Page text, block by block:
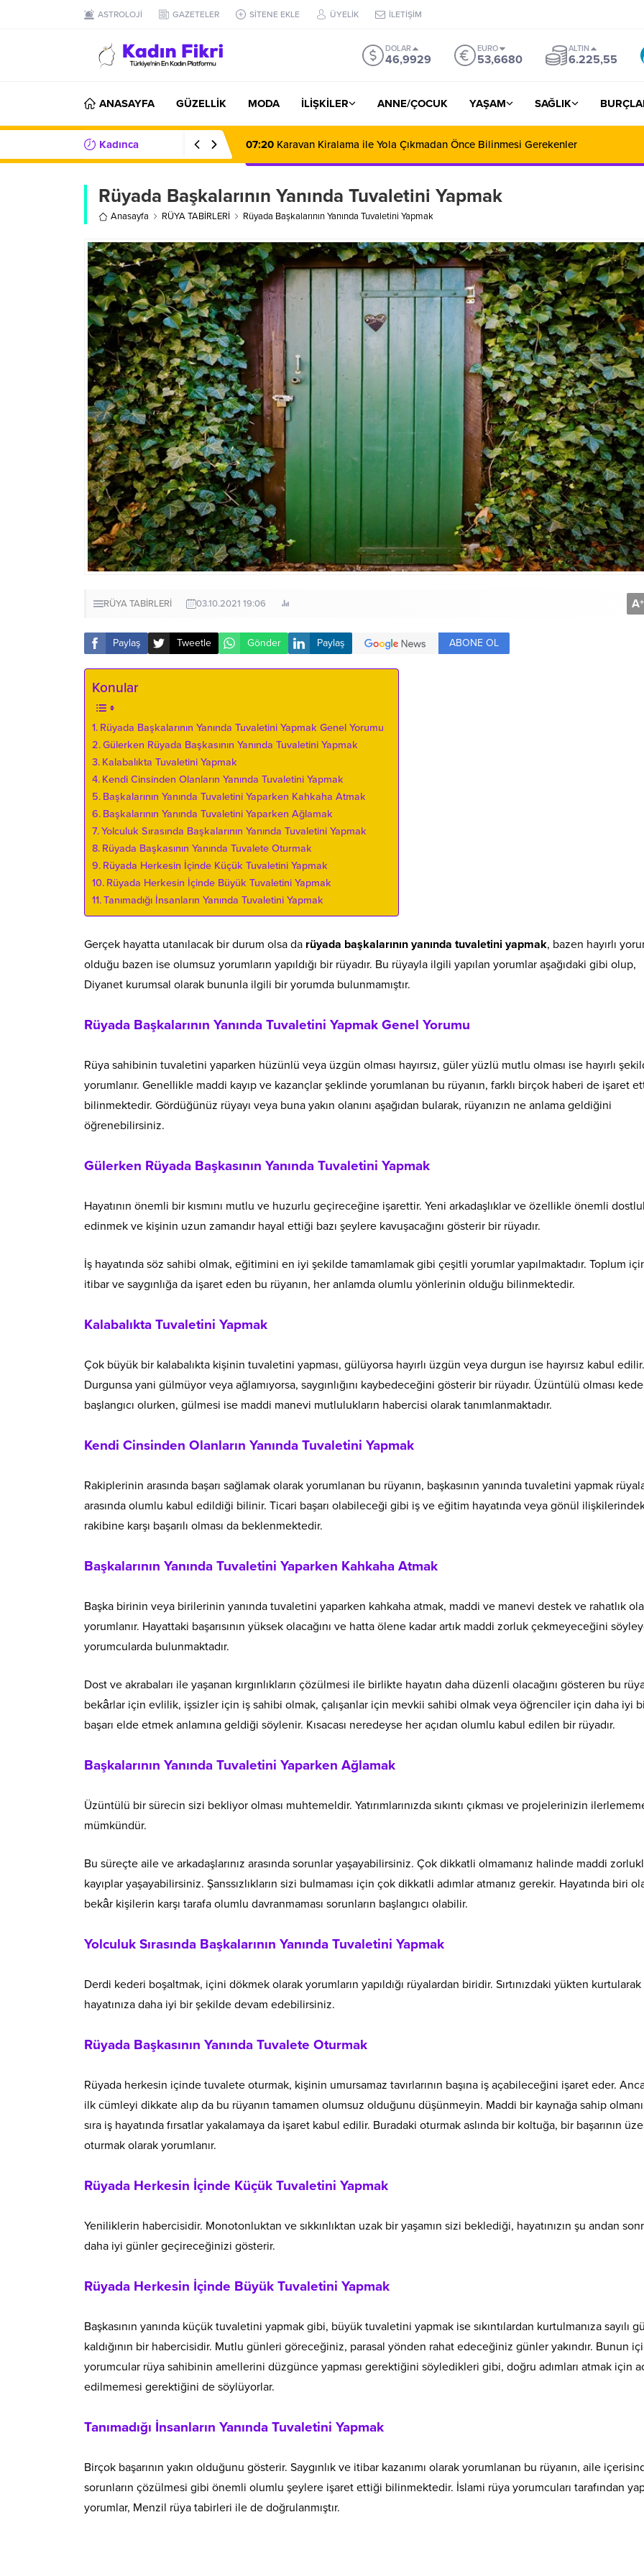
ASTROLOJİ GAZETELER SİTENE EKLE ÜYELİK İLETİŞİM
DOLAR
46,9929
EURO
53,6680
ALTIN
6.225,55
ANASAYFA GÜZELLİK MODA İLİŞKİLER ANNE/ÇOCUK YAŞAM SAĞLIK
Kadınca 07:20 Karavan Kiralama ile Yola Çıkmadan Önce Bilinmesi Gerekenler
Rüyada Başkalarının Yanında Tuvaletini Yapmak
Anasayfa RÜYA TABİRLERİ Rüyada Başkalarının Yanında Tuvaletini Yapmak
RÜYA TABİRLERİ 03.10.2021 19:06 A+
Paylaş Tweetle Gönder Paylaş ABONE OL
Konular
Rüyada Başkalarının Yanında Tuvaletini Yapmak Genel Yorumu
Gülerken Rüyada Başkasının Yanında Tuvaletini Yapmak
Kalabalıkta Tuvaletini Yapmak
Kendi Cinsinden Olanların Yanında Tuvaletini Yapmak
Başkalarının Yanında Tuvaletini Yaparken Kahkaha Atmak
Başkalarının Yanında Tuvaletini Yaparken Ağlamak
Yolculuk Sırasında Başkalarının Yanında Tuvaletini Yapmak
Rüyada Başkasının Yanında Tuvalete Oturmak
Rüyada Herkesin İçinde Küçük Tuvaletini Yapmak
Rüyada Herkesin İçinde Büyük Tuvaletini Yapmak
Tanımadığı İnsanların Yanında Tuvaletini Yapmak
Gerçek hayatta utanılacak bir durum olsa da rüyada başkalarının yanında tuvaletini yapmak, bazen hayırlı
olduğu bazen ise olumsuz yorumların yapıldığı bir rüyadır. Bu rüyayla ilgili yapılan yorumlar aşağıdaki gibi olup,
Diyanet kurumsal olarak bununla ilgili bir yorumda bulunmamıştır.
Rüyada Başkalarının Yanında Tuvaletini Yapmak Genel Yorumu
Rüya sahibinin tuvaletini yaparken hüzünlü veya üzgün olması hayırsız, güler yüzlü mutlu olması ise hayırlı
yorumlanır. Genellikle maddi kayıp ve kazançlar şeklinde yorumlanan bu rüyanın, farklı birçok haberi de işaret
bilinmektedir. Gördüğünüz rüyayı veya buna yakın olanını aşağıdan bularak, rüyanızın ne anlama geldiğini
öğrenebilirsiniz.
Gülerken Rüyada Başkasının Yanında Tuvaletini Yapmak
Hayatının önemli bir kısmını mutlu ve huzurlu geçireceğine işarettir. Yeni arkadaşlıklar ve özellikle önemli
edinmek ve kişinin uzun zamandır hayal ettiği bazı şeylere kavuşacağını gösterir bir rüyadır.
İş hayatında söz sahibi olmak, eğitimini en iyi şekilde tamamlamak gibi çeşitli yorumlar yapılmaktadır. Toplum
itibar ve saygınlığa da işaret eden bu rüyanın, her anlamda olumlu yönlerinin olduğu bilinmektedir.
Kalabalıkta Tuvaletini Yapmak
Çok büyük bir kalabalıkta kişinin tuvaletini yapması, gülüyorsa hayırlı üzgün veya durgun ise hayırsız kabul edilir.
Durgunsa yani gülmüyor veya ağlamıyorsa, saygınlığını kaybedeceğini gösterir bir rüyadır. Üzüntülü olması
başlangıcı olurken, gülmesi ise maddi manevi mutlulukların habercisi olarak tanımlanmaktadır.
Kendi Cinsinden Olanların Yanında Tuvaletini Yapmak
Rakiplerinin arasında başarı sağlamak olarak yorumlanan bu rüyanın, başkasının yanında tuvaletini yapmak
arasında olumlu kabul edildiği bilinir. Ticari başarı olabileceği gibi iş ve eğitim hayatında veya gönül
rakibine karşı başarılı olması da beklenmektedir.
Başkalarının Yanında Tuvaletini Yaparken Kahkaha Atmak
Başka birinin veya birilerinin yanında tuvaletini yaparken kahkaha atmak, maddi ve manevi destek ve rahatlık
yorumlanır. Hayattaki başarısının yüksek olacağını ve hatta ölene kadar artık maddi zorluk çekmeyeceğini
yorumcularda bulunmaktadır.
Dost ve akrabaları ile yaşanan kırgınlıkların çözülmesi ile birlikte hayatın daha düzenli olacağını gösteren bu
bekârlar için evlilik, işsizler için iş sahibi olmak, çalışanlar için mevkii sahibi olmak veya öğrenciler için daha iyi
başarı elde etmek anlamına geldiği söylenir. Kısacası neredeyse her açıdan olumlu kabul edilen bir rüyadır.
Başkalarının Yanında Tuvaletini Yaparken Ağlamak
Üzüntülü bir sürecin sizi bekliyor olması muhtemeldir. Yatırımlarınızda sıkıntı çıkması ve projelerinizin
mümkündür.
Bu süreçte aile ve arkadaşlarınız arasında sorunlar yaşayabilirsiniz. Çok dikkatli olmamanız halinde maddi
kayıplar yaşayabilirsiniz. Şanssızlıkların sizi bulmaması için çok dikkatli adımlar atmanız gerekir. Hayatında biri
bekâr kişilerin karşı tarafa olumlu davranmaması sorunların başlangıcı olabilir.
Yolculuk Sırasında Başkalarının Yanında Tuvaletini Yapmak
Derdi kederi boşaltmak, içini dökmek olarak yorumların yapıldığı rüyalardan biridir. Sırtınızdaki yükten kurtularak
hayatınıza daha iyi bir şekilde devam edebilirsiniz.
Rüyada Başkasının Yanında Tuvalete Oturmak
Rüyada herkesin içinde tuvalete oturmak, kişinin umursamaz tavırlarının başına iş açabileceğini işaret eder.
ilk cümleyi dikkate alıp da bu rüyanın tamamen olumsuz olduğunu düşünmeyin. Maddi bir kaynağa sahip
sıra iş hayatında fırsatlar yakalamaya da işaret kabul edilir. Buradaki oturmak aslında bir koltuğa, bir başarının
oturmak olarak yorumlanır.
Rüyada Herkesin İçinde Küçük Tuvaletini Yapmak
Yeniliklerin habercisidir. Monotonluktan ve sıkkınlıktan uzak bir yaşamın sizi beklediği, hayatınızın şu andan
daha iyi günler geçireceğinizi gösterir.
Rüyada Herkesin İçinde Büyük Tuvaletini Yapmak
Başkasının yanında küçük tuvaletini yapmak gibi, büyük tuvaletini yapmak ise sıkıntılardan kurtulmanıza sayılı
kaldığının bir habercisidir. Mutlu günleri göreceğiniz, parasal yönden rahat edeceğiniz günler yakındır. Bunun
yorumcular rüya sahibinin amellerini düzgünce yapması gerektiğini söyledikleri gibi, doğru adımları atmak için
edilmemesi gerektiğini de söylüyorlar.
Tanımadığı İnsanların Yanında Tuvaletini Yapmak
Birçok başarının yakın olduğunu gösterir. Saygınlık ve itibar kazanımı olarak yorumlanan bu rüyanın, aile
sorunların çözülmesi gibi önemli olumlu şeylere işaret ettiği bilinmektedir. İslami rüya yorumcuları tarafından
yorumlar, Menzil rüya tabirleri ile de doğrulanmıştır.